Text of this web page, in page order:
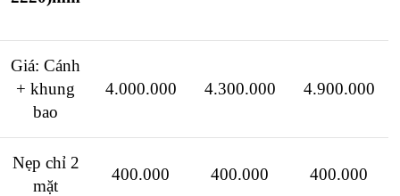
Giá: Cánh
+ khung
bao
4.000.000 4.300.000 4.900.000
Nẹp chỉ 2
mặt
400.000 400.000 400.000